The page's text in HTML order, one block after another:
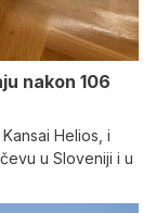
nakon 106
Helios, i
u Sloveniji i u